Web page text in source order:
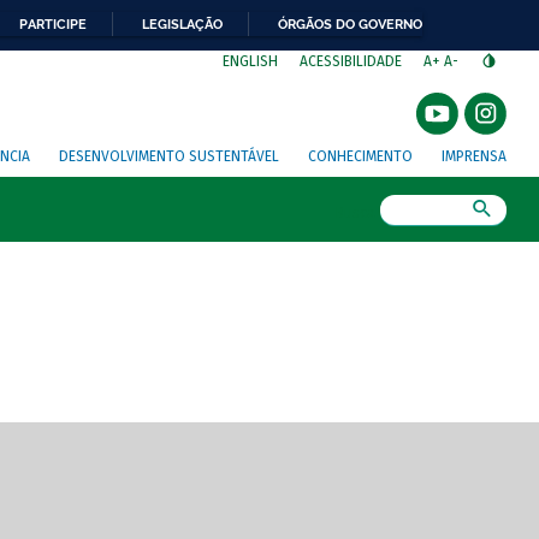
PARTICIPE LEGISLAÇÃO ÓRGÃOS DO GOVERNO
ENGLISH ACESSIBILIDADE A+ A-
DESENVOLVIMENTO SUSTENTÁVEL CONHECIMENTO IMPRENSA
de tela